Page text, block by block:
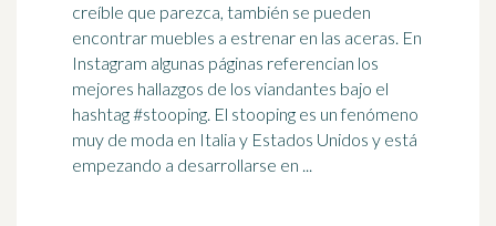
creíble que parezca, también se pueden
encontrar muebles a estrenar en las aceras. En
Instagram algunas páginas referencian los
mejores hallazgos de los viandantes bajo el
hashtag#stooping. El stooping es un fenómeno
muy de moda en Italia y Estados Unidos y está
empezando a desarrollarse en ...